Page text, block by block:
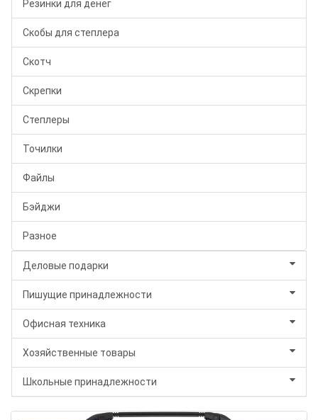
Резинки для денег
Скобы для степлера
Скотч
Скрепки
Степлеры
Точилки
Файлы
Бэйджи
Разное
Деловые подарки
Пишущие принадлежности
Офисная техника
Хозяйственные товары
Школьные принадлежности